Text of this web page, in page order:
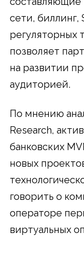
сети,
регуляторных
позволяет
на развитии
аудиторией.
По мнению
Research,
банковских
новых
говорить о
операторе
виртуальных